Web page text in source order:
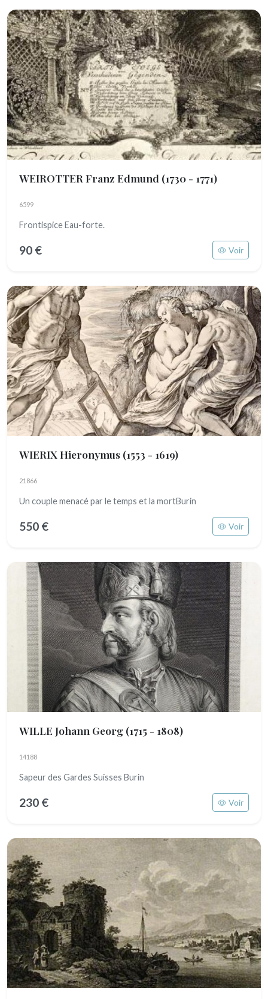
WEIROTTER Franz Edmund (1730 - 1771)
6599
Frontispice Eau-forte.
90 € Voir
WIERIX Hieronymus (1553 - 1619)
21866
Un couple menacé par le temps et la mortBurin
550 € Voir
WILLE Johann Georg (1715 - 1808)
14188
Sapeur des Gardes Suisses Burin
230 € Voir